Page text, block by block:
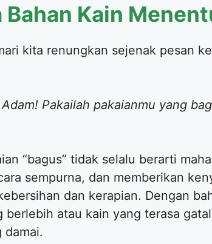
Bahan Kain
kita renungkan sejenak pesan
Pakailah pakaianmu yang
“bagus” tidak selalu berarti
sempurna, dan memberikan
dan kerapian. Dengan
berlebih atau kain yang terasa
damai.